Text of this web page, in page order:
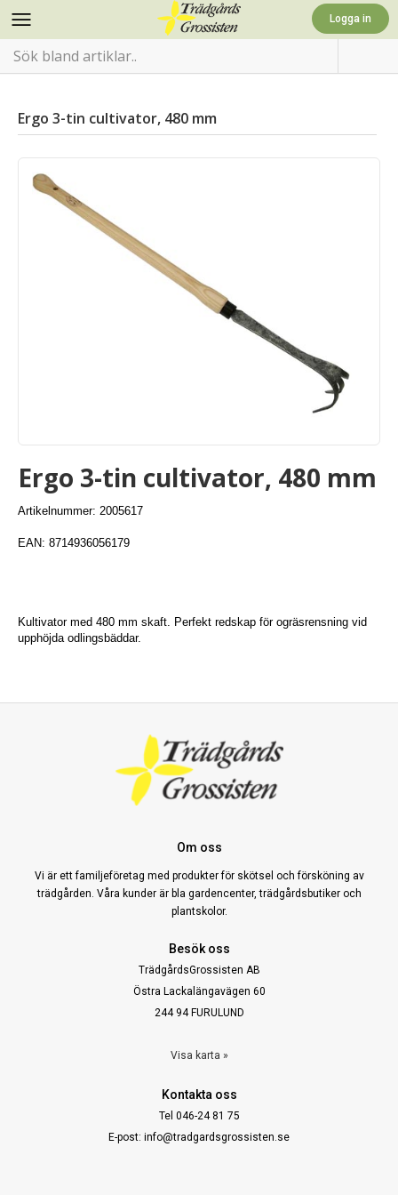
Ergo 3-tin cultivator, 480 mm
Ergo 3-tin cultivator, 480 mm
Artikelnummer: 2005617
EAN: 8714936056179
Kultivator med 480 mm skaft. Perfekt redskap för ogräsrensning vid
upphöjda odlingsbäddar.
Om oss
Vi är ett familjeföretag med produkter för skötsel och försköning av
trädgården. Våra kunder är bla gardencenter, trädgårdsbutiker och
plantskolor.
Besök oss
TrädgårdsGrossisten AB
Östra Lackalängavägen 60
244 94 FURULUND
Visa karta »
Kontakta oss
Tel 046-24 81 75
E-post: info@tradgardsgrossisten.se